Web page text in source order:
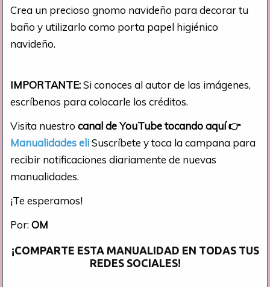
Crea un precioso gnomo navideño para decorar tu
baño y utilizarlo como porta papel higiénico
navideño.
IMPORTANTE:Si conoces al autor de las imágenes,
escríbenos para colocarle los créditos.
Visita nuestrocanal de YouTube tocando aquí👉
Manualidades eliSuscríbete y toca la campana para
recibir notificaciones diariamente de nuevas
manualidades.
¡Te esperamos!
Por:OM
¡COMPARTE ESTA MANUALIDAD EN TODAS TUS
REDES SOCIALES!